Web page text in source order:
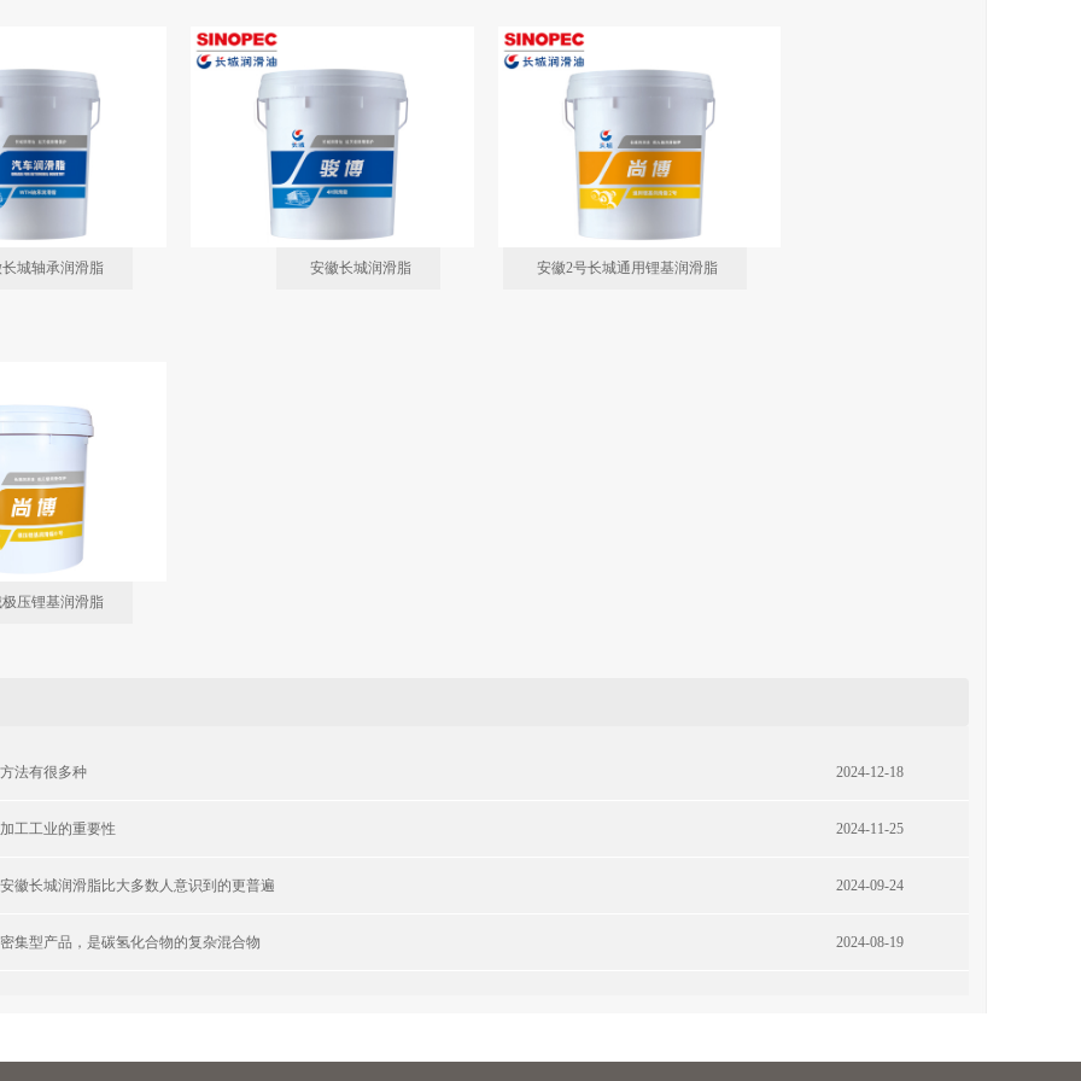
城轴承润滑脂 安徽长城润滑脂 安徽2号长城通用锂基润滑脂
压锂基润滑脂
法有很多种 2024-12-18
工工业的重要性 2024-11-25
徽长城润滑脂比大多数人意识到的更普遍 2024-09-24
集型产品，是碳氢化合物的复杂混合物 2024-08-19